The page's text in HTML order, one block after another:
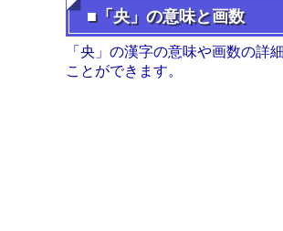
■「央」の意味と画数
「央」の漢字の意味や画数の
ことができます。